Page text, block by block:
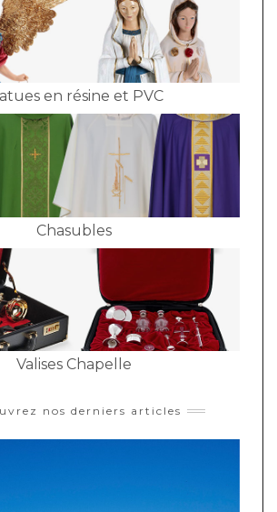
en résine et PVC
Chasubles
Valises Chapelle
nos derniers articles